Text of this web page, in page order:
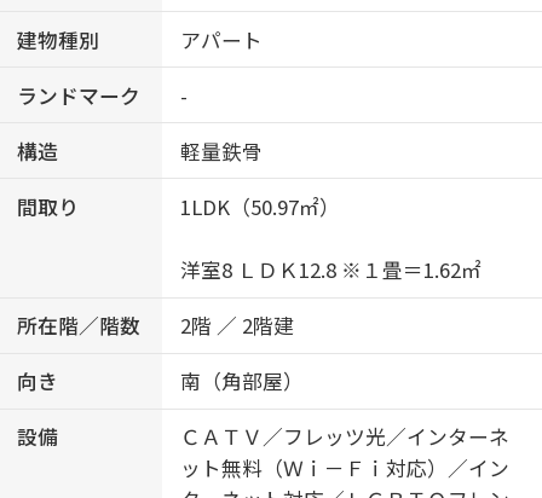
建物種別
アパート
ランドマーク
-
構造
軽量鉄骨
間取り
1LDK（50.97㎡）
洋室8 ＬＤＫ12.8 ※１畳＝1.62㎡
所在階／階数
2階 ／ 2階建
向き
南（角部屋）
設備
ＣＡＴＶ／フレッツ光／インターネ
ット無料（Ｗｉ－Ｆｉ対応）／イン